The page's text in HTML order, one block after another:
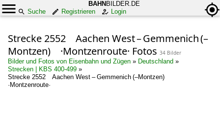
BAHN BILDER.DE
Suche
Registrieren Login
Strecke 2552 Aachen West – Gemmenich (–
Montzen) ·Montzenroute· Fotos 34 Bilder
Bilder und Fotos von Eisenbahn und Zügen » Deutschland »
Strecken | KBS 400-499 »
Strecke 2552 Aachen West – Gemmenich (–Montzen)
·Montzenroute·